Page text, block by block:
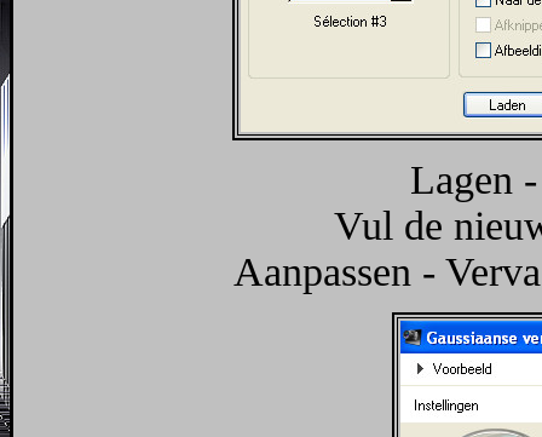
Lagen
Vul de
Aanpassen -